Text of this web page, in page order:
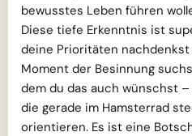
bewusstes Leben führen
Diese tiefe Erkenntnis ist
deine Prioritäten
Moment der Besinnung
dem du das auch wünschst
die gerade im Hamsterrad
orientieren. Es ist eine